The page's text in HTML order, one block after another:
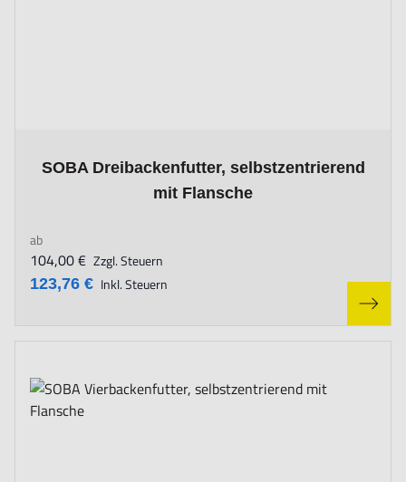
SOBA Dreibackenfutter, selbstzentrierend
mit Flansche
The price depends on the options chosen on the product page
ab
123,76 € Inkl. Steuern
104,00 € Zzgl. Steuern